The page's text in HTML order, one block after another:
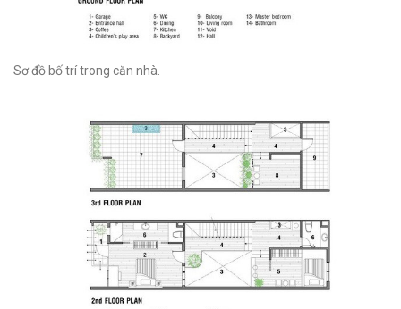
Sơ đồ bố trí trong căn nhà.